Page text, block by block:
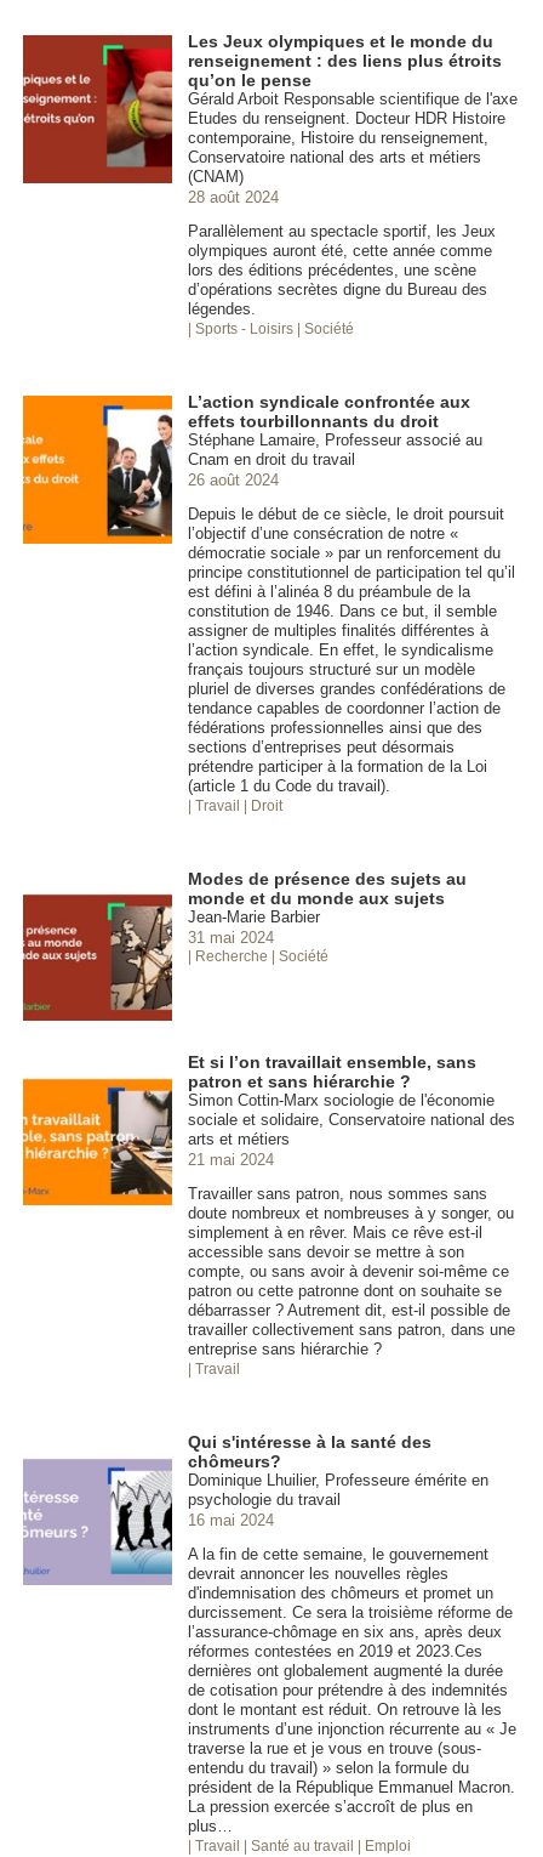
Les Jeux olympiques et le monde du
renseignement : des liens plus étroits
qu’on le pense
Gérald Arboit Responsable scientifique de l'axe
Etudes du renseignent. Docteur HDR Histoire
contemporaine, Histoire du renseignement,
Conservatoire national des arts et métiers
(CNAM)
28 août 2024
Parallèlement au spectacle sportif, les Jeux
olympiques auront été, cette année comme
lors des éditions précédentes, une scène
d’opérations secrètes digne du Bureau des
légendes.
| Sports - Loisirs | Société
L’action syndicale confrontée aux
effets tourbillonnants du droit
Stéphane Lamaire, Professeur associé au
Cnam en droit du travail
26 août 2024
Depuis le début de ce siècle, le droit poursuit
l’objectif d’une consécration de notre «
démocratie sociale » par un renforcement du
principe constitutionnel de participation tel qu’il
est défini à l’alinéa 8 du préambule de la
constitution de 1946. Dans ce but, il semble
assigner de multiples finalités différentes à
l’action syndicale. En effet, le syndicalisme
français toujours structuré sur un modèle
pluriel de diverses grandes confédérations de
tendance capables de coordonner l’action de
fédérations professionnelles ainsi que des
sections d’entreprises peut désormais
prétendre participer à la formation de la Loi
(article 1 du Code du travail).
| Travail | Droit
Modes de présence des sujets au
monde et du monde aux sujets
Jean-Marie Barbier
31 mai 2024
| Recherche | Société
Et si l’on travaillait ensemble, sans
patron et sans hiérarchie ?
Simon Cottin-Marx sociologie de l'économie
sociale et solidaire, Conservatoire national des
arts et métiers
21 mai 2024
Travailler sans patron, nous sommes sans
doute nombreux et nombreuses à y songer, ou
simplement à en rêver. Mais ce rêve est-il
accessible sans devoir se mettre à son
compte, ou sans avoir à devenir soi-même ce
patron ou cette patronne dont on souhaite se
débarrasser ? Autrement dit, est-il possible de
travailler collectivement sans patron, dans une
entreprise sans hiérarchie ?
| Travail
Qui s'intéresse à la santé des
chômeurs?
Dominique Lhuilier, Professeure émérite en
psychologie du travail
16 mai 2024
A la fin de cette semaine, le gouvernement
devrait annoncer les nouvelles règles
d'indemnisation des chômeurs et promet un
durcissement. Ce sera la troisième réforme de
l’assurance-chômage en six ans, après deux
réformes contestées en 2019 et 2023.Ces
dernières ont globalement augmenté la durée
de cotisation pour prétendre à des indemnités
dont le montant est réduit. On retrouve là les
instruments d’une injonction récurrente au « Je
traverse la rue et je vous en trouve (sous-
entendu du travail) » selon la formule du
président de la République Emmanuel Macron.
La pression exercée s’accroît de plus en
plus…
| Travail | Santé au travail | Emploi